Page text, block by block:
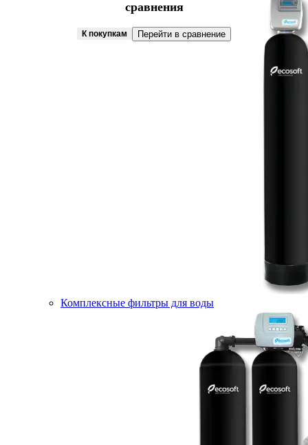
Комплексные фильтры для воды
сравнения
К покупкам Перейти в сравнение